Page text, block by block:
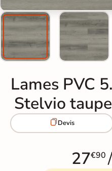
Lames PVC
Stelvio
Devis
27€90